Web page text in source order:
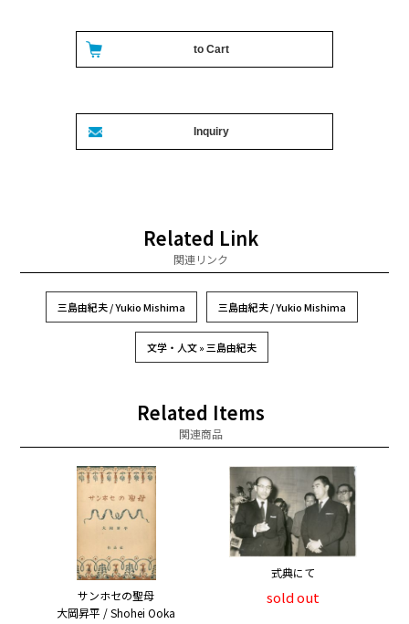
Related Link
関連リンク
三島由紀夫 / Yukio Mishima 三島由紀夫 / Yukio Mishima
文学・人文 » 三島由紀夫
Related Items
関連商品
サンホセの聖母
大岡昇平 / Shohei Ooka
式典にて
sold out